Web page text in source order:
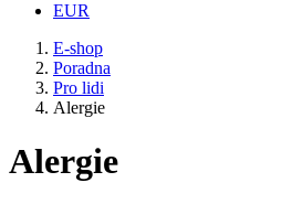
EUR
E-shop
Poradna
Pro lidi
Alergie
Alergie